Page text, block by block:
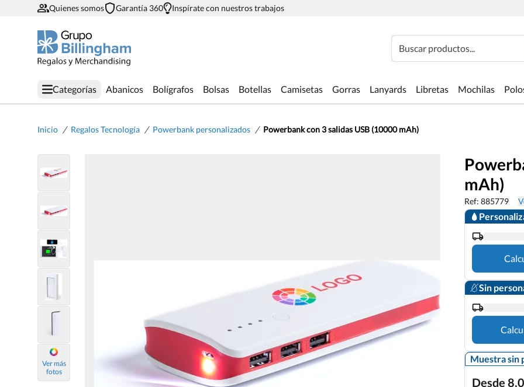
Quienes somos Garantía 360 Inspírate con nuestros trabajos
Buscar productos...
Categorías Abanicos Bolígrafos Bolsas Botellas Camisetas Gorras Lanyards Libretas Mochilas
Inicio / Regalos Tecnología / Powerbank personalizados / Powerbank con 3 salidas USB (10000 mAh)
Ver más
fotos
mAh)
Ref: 885779
Sin
Muestra sin
Desde